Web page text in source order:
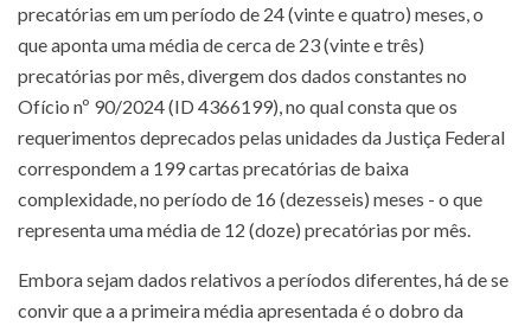
precatórias em um período de 24 (vinte e quatro) meses, o
que aponta uma média de cerca de 23 (vinte e três)
precatórias por mês, divergem dos dados constantes no
Ofício nº 90/2024 (ID 4366199), no qual consta que os
requerimentos deprecados pelas unidades da Justiça Federal
correspondem a 199 cartas precatórias de baixa
complexidade, no período de 16 (dezesseis) meses - o que
representa uma média de 12 (doze) precatórias por mês.
Embora sejam dados relativos a períodos diferentes, há de se
convir que a a primeira média apresentada é o dobro da